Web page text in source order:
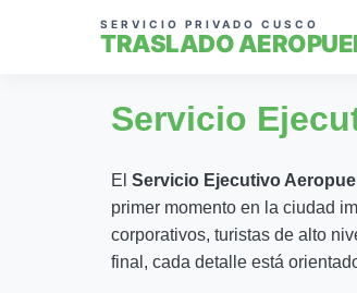
SERVICIO PRIVADO CUSCO
TRASLADO
Servicio
El Servicio Ejecutivo
primer momento en la ciudad
corporativos, turistas de alto
final, cada detalle está